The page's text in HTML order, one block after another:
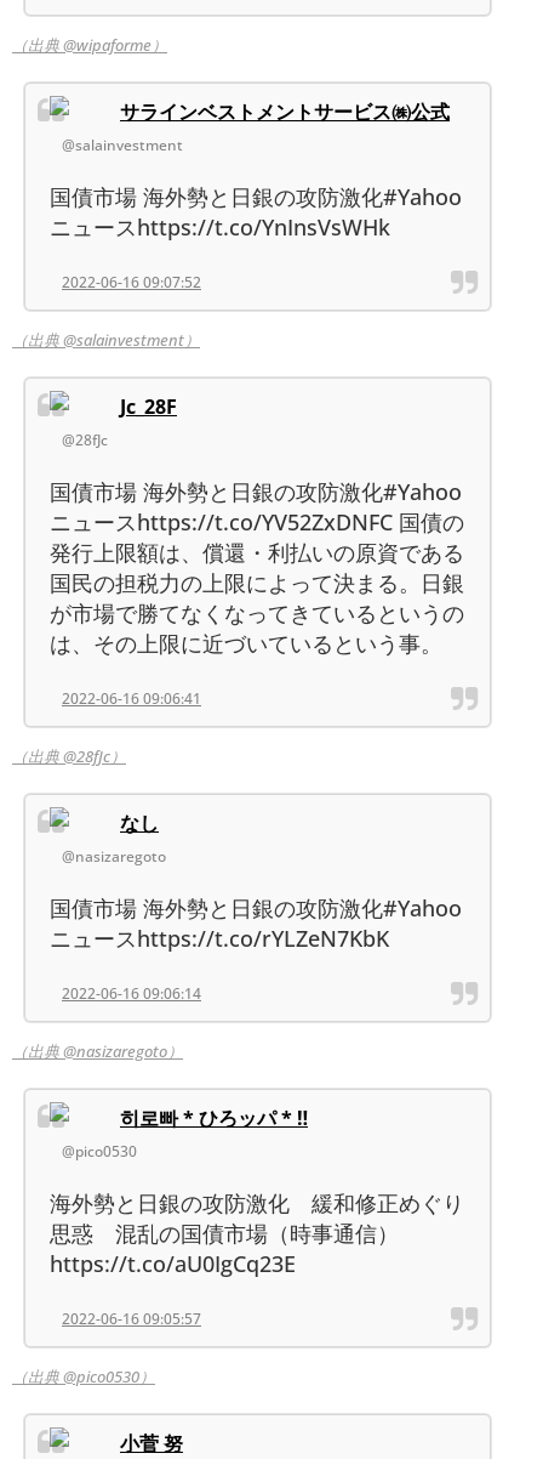
（出典 @wipaforme）
サラインベストメントサービス㈱公式
@salainvestment
国債市場 海外勢と日銀の攻防激化#Yahoo
ニュースhttps://t.co/YnInsVsWHk
2022-06-16 09:07:52
（出典 @salainvestment）
Jc_28F
@28fJc
国債市場 海外勢と日銀の攻防激化#Yahoo
ニュースhttps://t.co/YV52ZxDNFC 国債の
発行上限額は、償還・利払いの原資である
国民の担税力の上限によって決まる。日銀
が市場で勝てなくなってきているというの
は、その上限に近づいているという事。
2022-06-16 09:06:41
（出典 @28fJc）
なし
@nasizaregoto
国債市場 海外勢と日銀の攻防激化#Yahoo
ニュースhttps://t.co/rYLZeN7KbK
2022-06-16 09:06:14
（出典 @nasizaregoto）
히로빠 * ひろッパ * ‼
@pico0530
海外勢と日銀の攻防激化 緩和修正めぐり
思惑 混乱の国債市場（時事通信）
https://t.co/aU0IgCq23E
2022-06-16 09:05:57
（出典 @pico0530）
小菅 努